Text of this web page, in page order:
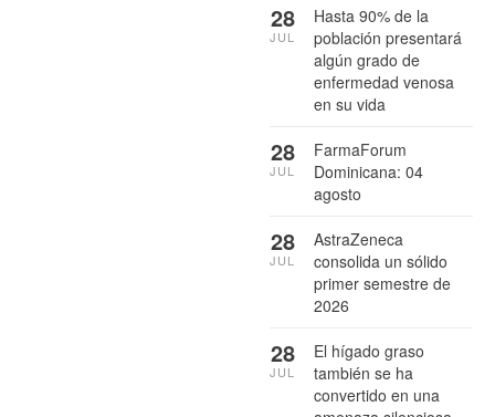
Hasta 90% de la
población presentará
algún grado de
enfermedad venosa
en su vida
28
JUL
FarmaForum
Dominicana: 04
agosto
28
JUL
AstraZeneca
consolida un sólido
primer semestre de
2026
28
JUL
El hígado graso
también se ha
convertido en una
28
JUL